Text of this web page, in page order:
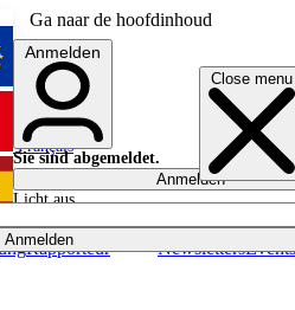
Ga naar de hoofdinhoud
Close menu
Anmelden
Rapporteur NewslettersEvents
English
Français
Anmelden
Sie sind abgemeldet.
Anmelden
Licht aus